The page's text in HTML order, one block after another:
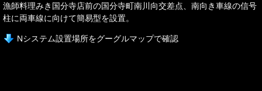
漁師料理みき国分寺店前の国分寺町南川向交差点、南向き車線の信号
柱に両車線に向けて簡易型を設置。
Nシステム設置場所をグーグルマップで確認